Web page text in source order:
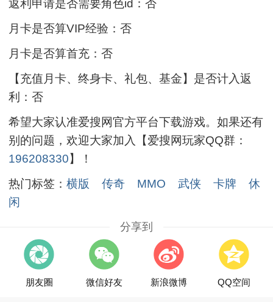
返利申请是否需要角色id：否
月卡是否算VIP经验：否
月卡是否算首充：否
【充值月卡、终身卡、礼包、基金】是否计入返
利：否
希望大家认准爱搜网官方平台下载游戏。如果还有
别的问题，欢迎大家加入【爱搜网玩家QQ群：
196208330】！
热门标签：横版 传奇 MMO 武侠 卡牌
休
闲
分享到
朋友圈 微信好友 新浪微博 QQ空间